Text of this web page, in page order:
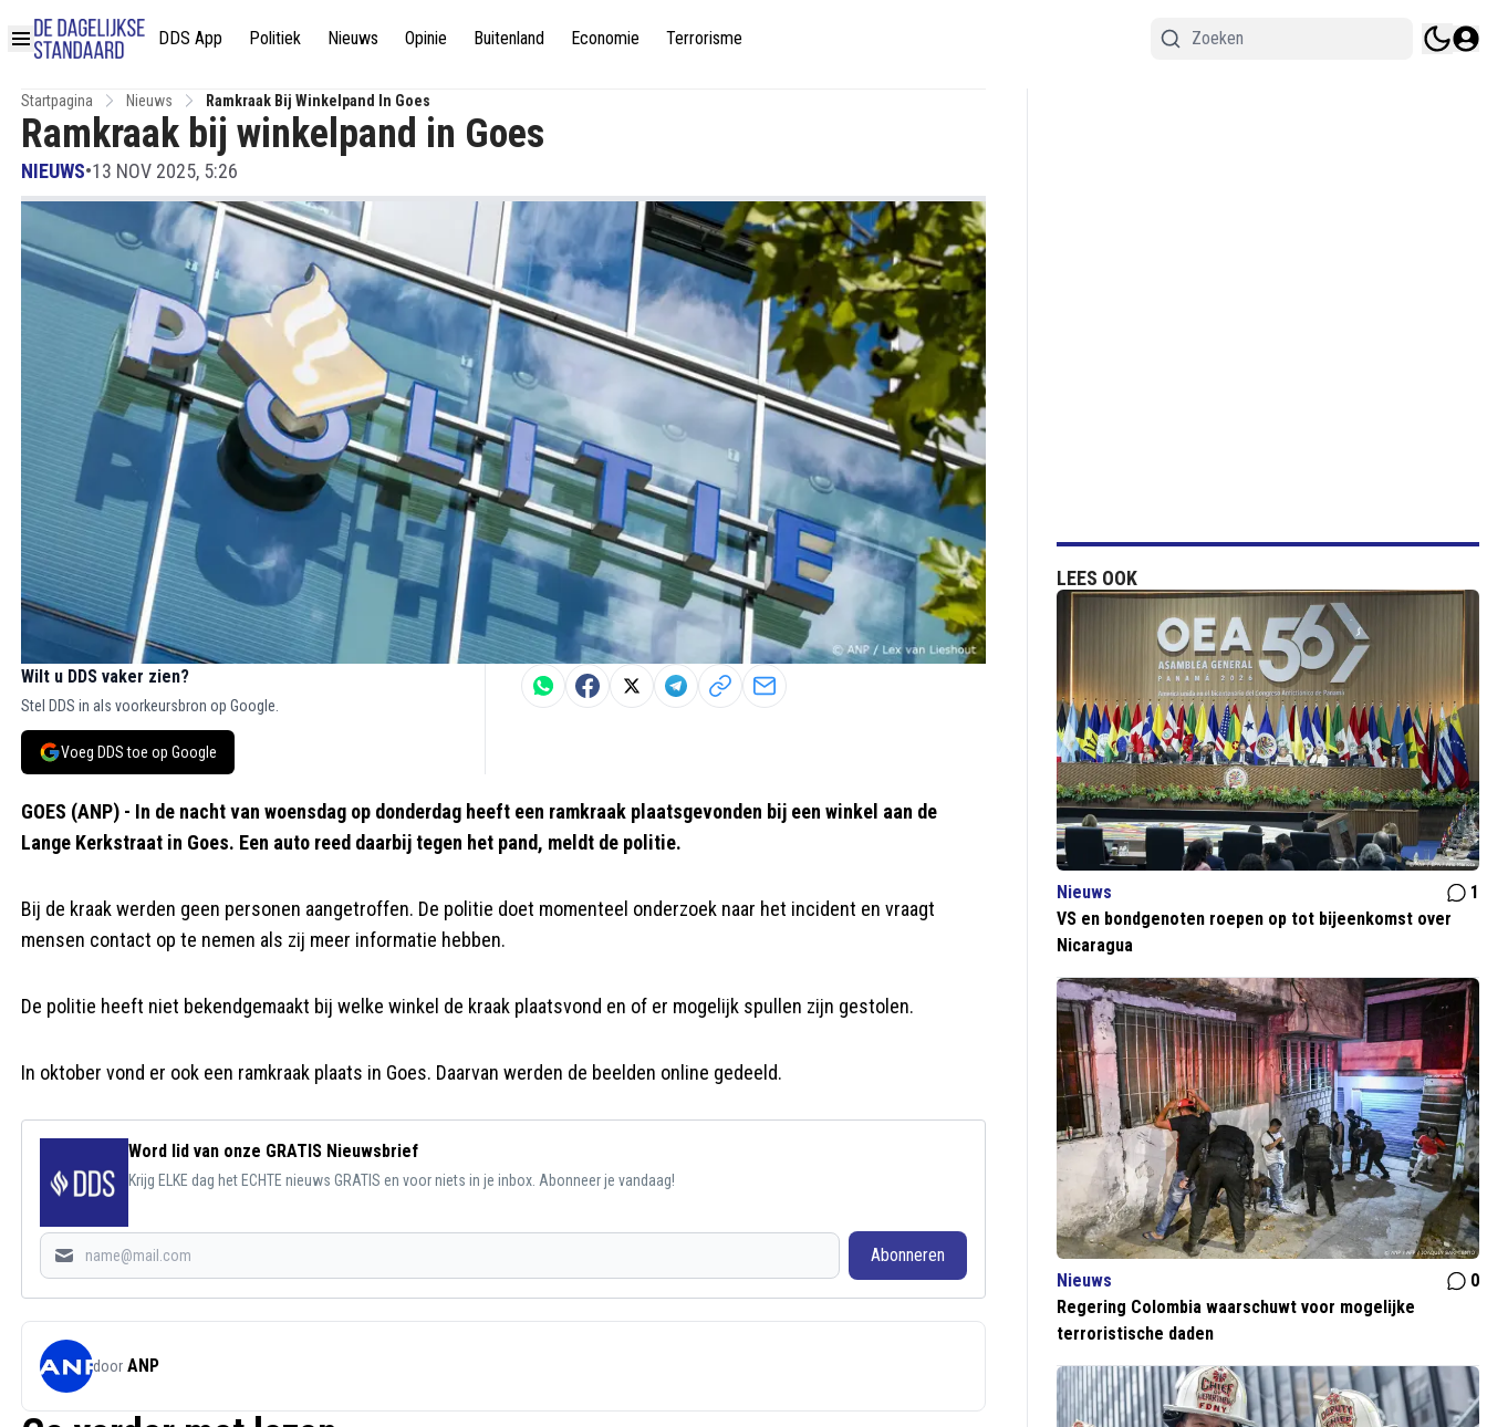
DDS App Politiek Nieuws Opinie Buitenland Economie Terrorisme
Startpagina Nieuws Ramkraak Bij Winkelpand In Goes
Ramkraak bij winkelpand in Goes
NIEUWS•13 NOV 2025, 5:26
Wilt u DDS vaker zien?
Stel DDS in als voorkeursbron op Google.
Voeg DDS toe op Google
GOES (ANP) - In de nacht van woensdag op donderdag heeft een ramkraak plaatsgevonden bij een winkel aan de
Lange Kerkstraat in Goes. Een auto reed daarbij tegen het pand, meldt de politie.
Bij de kraak werden geen personen aangetroffen. De politie doet momenteel onderzoek naar het incident en vraagt
mensen contact op te nemen als zij meer informatie hebben.
De politie heeft niet bekendgemaakt bij welke winkel de kraak plaatsvond en of er mogelijk spullen zijn gestolen.
In oktober vond er ook een ramkraak plaats in Goes. Daarvan werden de beelden online gedeeld.
Word lid van onze GRATIS Nieuwsbrief
Krijg ELKE dag het ECHTE nieuws GRATIS en voor niets in je inbox. Abonneer je vandaag!
Abonneren
door ANP
LEES OOK
Nieuws
1
VS en bondgenoten roepen op tot bijeenkomst over
Nicaragua
Nieuws
0
Regering Colombia waarschuwt voor mogelijke
terroristische daden